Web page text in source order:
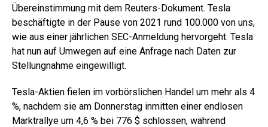
Übereinstimmung mit dem Reuters-Dokument. Tesla
beschäftigte in der Pause von 2021 rund 100.000 von uns,
wie aus einer jährlichen SEC-Anmeldung hervorgeht. Tesla
hat nun auf Umwegen auf eine Anfrage nach Daten zur
Stellungnahme eingewilligt.
Tesla-Aktien fielen im vorbörslichen Handel um mehr als 4
%, nachdem sie am Donnerstag inmitten einer endlosen
Marktrallye um 4,6 % bei 776 $ schlossen, während